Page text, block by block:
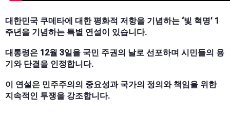
대한민국 쿠데타에 대한 평화적 저항을 기념하는 ‘빛 혁명’ 1
주년을 기념하는 특별 연설이 있습니다.
대통령은 12월 3일을 국민 주권의 날로 선포하며 시민들의 용
기와 단결을 인정합니다.
이 연설은 민주주의의 중요성과 국가의 정의와 책임을 위한
지속적인 투쟁을 강조합니다.